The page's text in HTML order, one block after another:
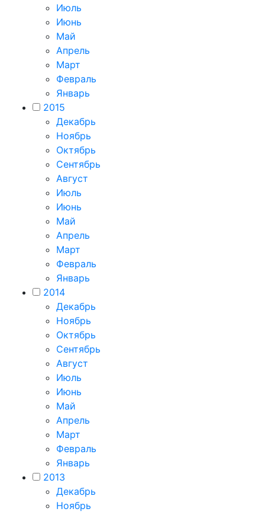
Июль
Июнь
Май
Апрель
Март
Февраль
Январь
2015
Декабрь
Ноябрь
Октябрь
Сентябрь
Август
Июль
Июнь
Май
Апрель
Март
Февраль
Январь
2014
Декабрь
Ноябрь
Октябрь
Сентябрь
Август
Июль
Июнь
Май
Апрель
Март
Февраль
Январь
2013
Декабрь
Ноябрь